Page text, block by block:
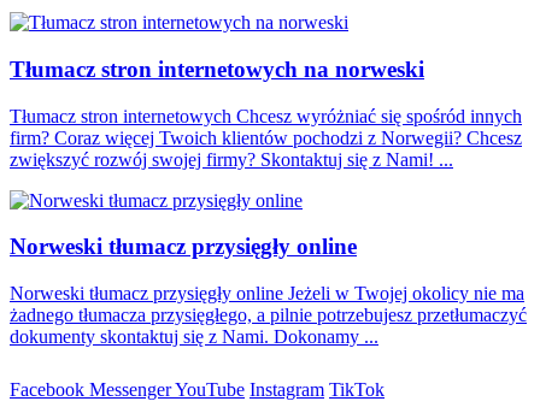
Tłumacz stron internetowych na norweski
Tłumacz stron internetowych Chcesz wyróżniać się spośród innych
firm? Coraz więcej Twoich klientów pochodzi z Norwegii? Chcesz
zwiększyć rozwój swojej firmy? Skontaktuj się z Nami! ...
Norweski tłumacz przysięgły online
Norweski tłumacz przysięgły online Jeżeli w Twojej okolicy nie ma
żadnego tłumacza przysięgłego, a pilnie potrzebujesz przetłumaczyć
dokumenty skontaktuj się z Nami. Dokonamy ...
Facebook MessengerYouTube Instagram TikTok